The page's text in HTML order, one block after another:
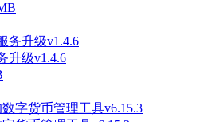
升级v1.4.6